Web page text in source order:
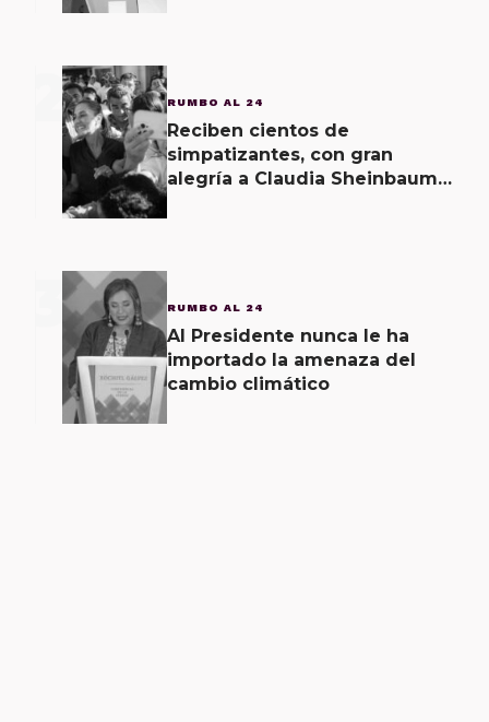
2 RUMBO AL 24
Reciben cientos de
simpatizantes, con gran
alegría a Claudia Sheinbaum
3 RUMBO AL 24
Al Presidente nunca le ha
importado la amenaza del
cambio climático